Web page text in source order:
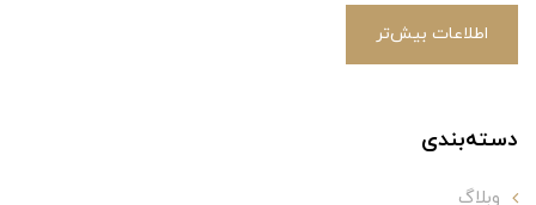
اطلاعات بیش‌تر
دسته‌بندی
وبلاگ